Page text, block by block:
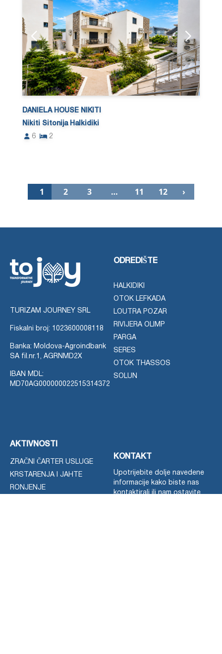
DANIELA HOUSE NIKITI
Nikiti Sitonija Halkidiki
6
2
1 2 3 … 11 12 ›
TURIZAM JOURNEY SRL
Fiskalni broj: 1023600008118
Banka: Moldova-Agroindbank
SA fil.nr.1, AGRNMD2X
IBAN MDL:
MD70AG000000022515314372
ODREDIŠTE
HALKIDIKI
OTOK LEFKADA
LOUTRA POZAR
RIVIJERA OLIMP
PARGA
SERES
OTOK THASSOS
SOLUN
AKTIVNOSTI
ZRAČNI ČARTER USLUGE
KRSTARENJA I JAHTE
RONJENJE
KONTAKT
Upotrijebite dolje navedene
informacije kako biste nas
kontaktirali ili nam ostavite